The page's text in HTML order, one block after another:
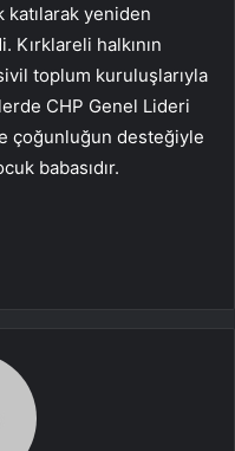
katılarak yeniden
Kırklareli halkının
toplum kuruluşlarıyla
CHP Genel Lideri
çoğunluğun desteğiyle
babasıdır.